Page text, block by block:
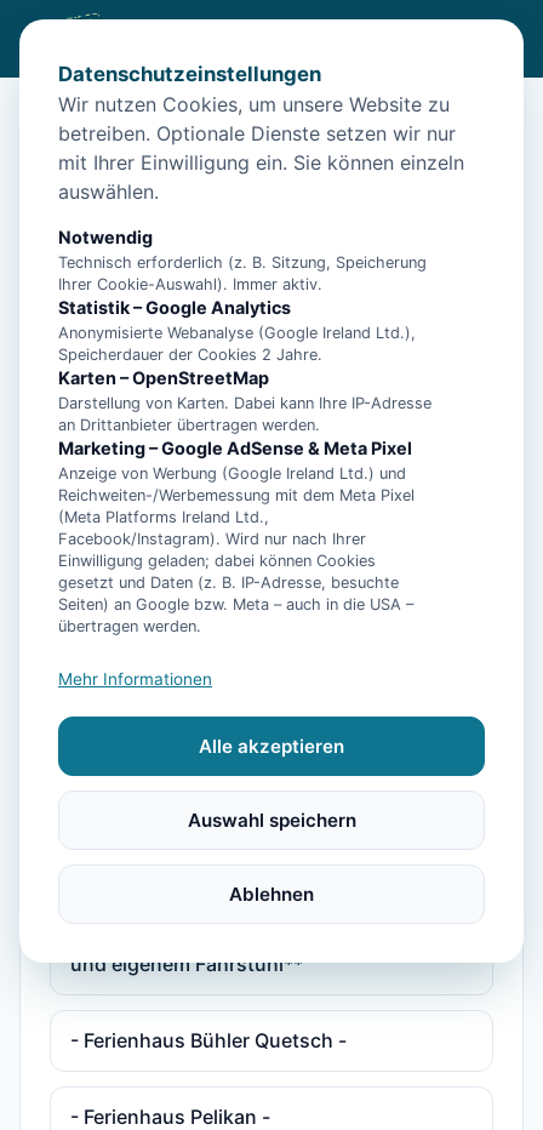
Diese Unterkunft ist aktuell nicht
buchbar
Unterkünfte in der Nähe
Ferienwohnung Dünenrose
Norddeicher Perle 2
**5 Sterne Luxus Ferienhaus Arngast für 6
Personen mit Pool, Sauna, Fitnessraum
**5 Sterne Luxus Ferienhaus Arngast für 6
und eigenem Fahrstuhl**
Personen mit Pool, Sauna, Fitnessraum
**Luxus Ferienhaus Voslapp für 6
und eigenem Fahrstuhl**
- Ferienhaus Bühler Quetsch -
- Ferienhaus Pelikan -
Datenschutzeinstellungen
Wir nutzen Cookies, um unsere Website zu
betreiben. Optionale Dienste setzen wir nur
mit Ihrer Einwilligung ein. Sie können einzeln
auswählen.
Notwendig
Technisch erforderlich (z. B. Sitzung, Speicherung
Ihrer Cookie-Auswahl). Immer aktiv.
Statistik – Google Analytics
Anonymisierte Webanalyse (Google Ireland Ltd.),
Speicherdauer der Cookies 2 Jahre.
Karten – OpenStreetMap
Darstellung von Karten. Dabei kann Ihre IP-Adresse
an Drittanbieter übertragen werden.
Marketing – Google AdSense & Meta Pixel
Anzeige von Werbung (Google Ireland Ltd.) und
Reichweiten-/Werbemessung mit dem Meta Pixel
(Meta Platforms Ireland Ltd.,
Facebook/Instagram). Wird nur nach Ihrer
Einwilligung geladen; dabei können Cookies
gesetzt und Daten (z. B. IP-Adresse, besuchte
Seiten) an Google bzw. Meta – auch in die USA –
übertragen werden.
Mehr Informationen
Alle akzeptieren
Auswahl speichern
Ablehnen